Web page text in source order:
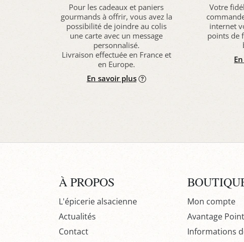
Pour les cadeaux et paniers
gourmands à offrir, vous avez la
possibilité de joindre au colis
une carte avec un message
personnalisé.
Livraison effectuée en France et
en Europe.
En savoir plus
Votre
internet
points de
À PROPOS
L'épicerie alsacienne
Actualités
Contact
Mon compte
Avantage
Informations